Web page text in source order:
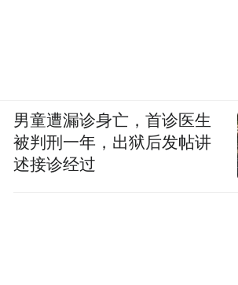
男童遭漏诊身亡，首诊医生
被判刑一年，出狱后发帖讲
述接诊经过